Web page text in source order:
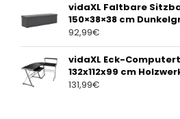
vidaXL Faltbare
150×38×38 cm
92,99€
vidaXL Eck-
132x112x99 cm
131,99€